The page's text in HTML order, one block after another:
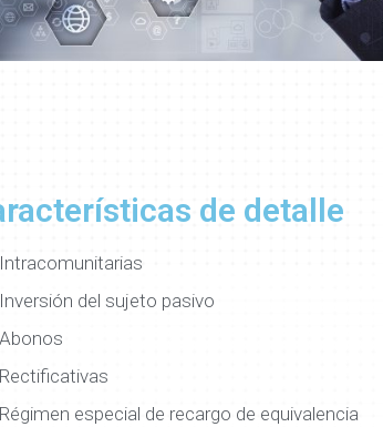
de detalle
Intracomunitarias
Inversión del sujeto pasivo
Abonos
Rectificativas
Régimen especial de recargo de equivalencia